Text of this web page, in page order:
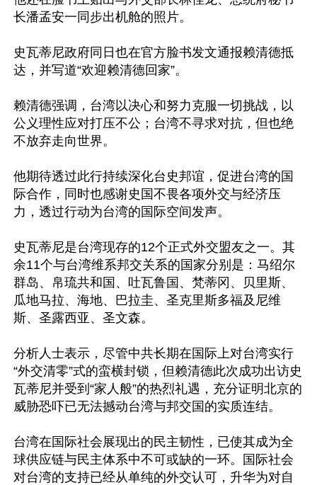
长潘孟安一同步出机舱的照片。
史瓦蒂尼政府同日也在官方脸书发文通报赖清德抵
达，并写道“欢迎赖清德回家”。
赖清德强调，台湾以决心和努力克服一切挑战，以
公义理性应对打压不公；台湾不寻求对抗，但也绝
不放弃走向世界。
他期待透过此行持续深化台史邦谊，促进台湾的国
际合作，同时也感谢史国不畏各项外交与经济压
力，透过行动为台湾的国际空间发声。
史瓦蒂尼是台湾现存的12个正式外交盟友之一。其
余11个与台湾维系邦交关系的国家分别是：马绍尔
群岛、帛琉共和国、吐瓦鲁国、梵蒂冈、贝里斯、
瓜地马拉、海地、巴拉圭、圣克里斯多福及尼维
斯、圣露西亚、圣文森。
分析人士表示，尽管中共长期在国际上对台湾实行
“外交清零”式的蛮横封锁，但赖清德此次成功出访史
瓦蒂尼并受到“家人般”的热烈礼遇，充分证明北京的
威胁恐吓已无法撼动台湾与邦交国的实质连结。
台湾在国际社会展现出的民主韧性，已使其成为全
球供应链与民主体系中不可或缺的一环。国际社会
对台湾的支持已经从单纯的外交认可，升华为对自